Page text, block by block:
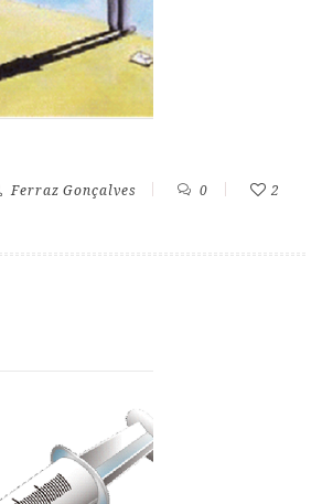
Ferraz Gonçalves 0 2